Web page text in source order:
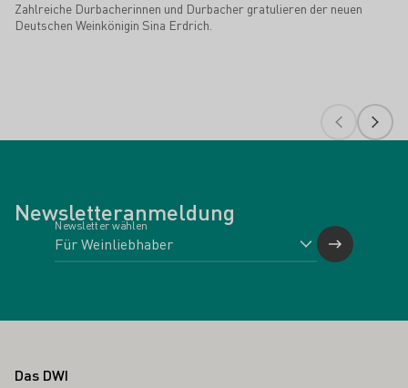
Zahlreiche Durbacherinnen und Durbacher gratulieren der neuen
Deutschen Weinkönigin Sina Erdrich.
Newsletteranmeldung
Newsletter wählen
Fußbereich
Das DWI